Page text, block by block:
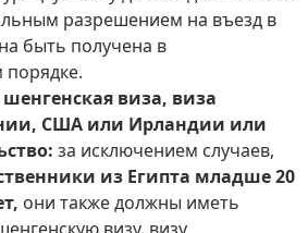
разрешением на въезд в
быть получена в
порядке.
виза, виза
США или Ирландии или
за исключением случаев,
из Египта младше 20
они также должны иметь